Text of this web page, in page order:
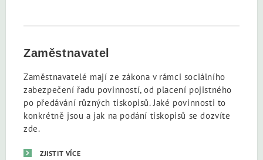
Zaměstnavatel
Zaměstnavatelé mají ze zákona v rámci sociálního
zabezpečení řadu povinností, od placení pojistného
po předávání různých tiskopisů. Jaké povinnosti to
konkrétně jsou a jak na podání tiskopisů se dozvíte
zde.
ZJISTIT VÍCE